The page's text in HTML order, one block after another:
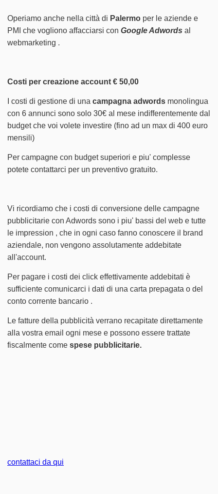
Operiamo anche nella città di Palermo per le aziende e
PMI che vogliono affacciarsi con Google Adwords al
webmarketing .
Costi per creazione account € 50,00
I costi di gestione di una campagna adwords monolingua
con 6 annunci sono solo 30€ al mese indifferentemente dal
budget che voi volete investire (fino ad un max di 400 euro
mensili)
Per campagne con budget superiori e piu' complesse
potete contattarci per un preventivo gratuito.
Vi ricordiamo che i costi di conversione delle campagne
pubblicitarie con Adwords sono i piu' bassi del web e tutte
le impression , che in ogni caso fanno conoscere il brand
aziendale, non vengono assolutamente addebitate
all'account.
Per pagare i costi dei click effettivamente addebitati è
sufficiente comunicarci i dati di una carta prepagata o del
conto corrente bancario .
Le fatture della pubblicità verrano recapitate direttamente
alla vostra email ogni mese e possono essere trattate
fiscalmente come spese pubblicitarie.
contattaci da qui